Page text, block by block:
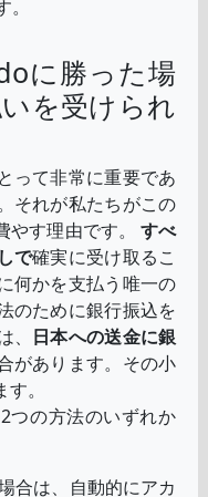
に勝った場
を受けられ
って非常に重要であ
それが私たちがこの
す理由です。 すべ
で確実に受け取るこ
何かを支払う唯一の
のために銀行振込を
日本への送金に銀
があります。その小
。
つの方法のいずれか
合は、自動的にアカ